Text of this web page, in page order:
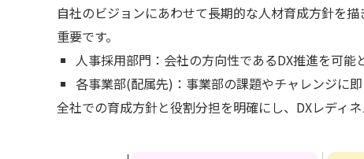
自社のビジョンにあわせて長期的な人材育成方針を
重要です。
人事採用部門：会社の方向性であるDX推進を可能
各事業部(配属先)：事業部の課題やチャレンジに
全社での育成方針と役割分担を明確にし、DXレディ